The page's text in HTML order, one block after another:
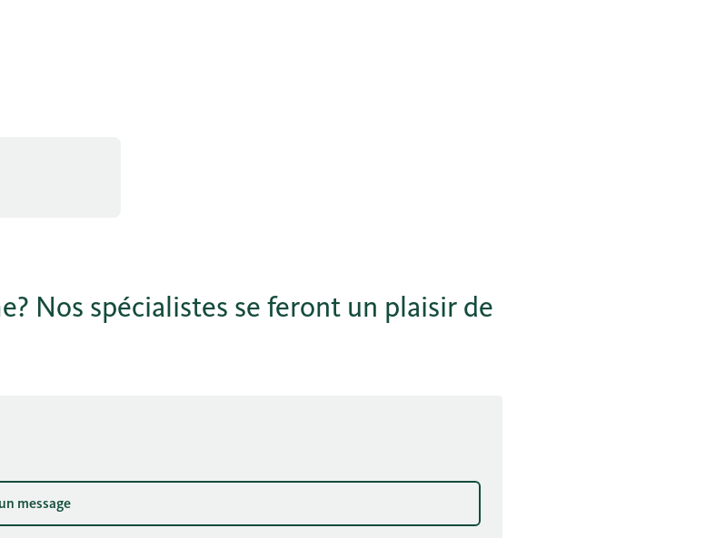
Nos spécialistes se feront un plaisir de
message